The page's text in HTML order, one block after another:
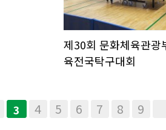
제30회 문화체육관광
육전국탁구대회
3 4 5 6 7 8 9